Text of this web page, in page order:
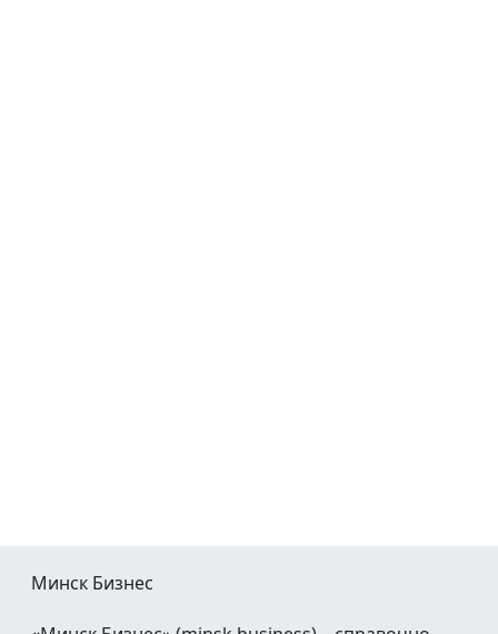
Минск Бизнес